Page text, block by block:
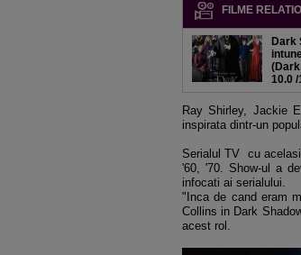
FILME
Dark
10.0 /
Ray Shirley, Jackie
inspirata dintr-un
Serialul TV cu
'60, '70. Show-ul a
infocati ai serialului.
"Inca de cand eram
Collins in Dark
acest rol.